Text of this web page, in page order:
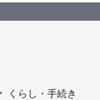
くらし・手続き